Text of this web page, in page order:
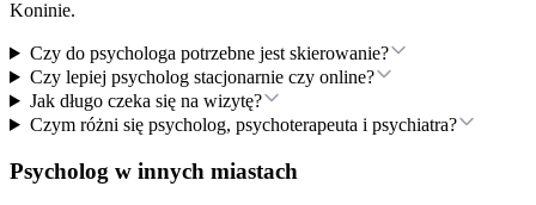
Koninie.
Czy do psychologa potrzebne jest skierowanie?
Czy lepiej psycholog stacjonarnie czy online?
Jak długo czeka się na wizytę?
Czym różni się psycholog, psychoterapeuta i psychiatra?
Psycholog w innych miastach